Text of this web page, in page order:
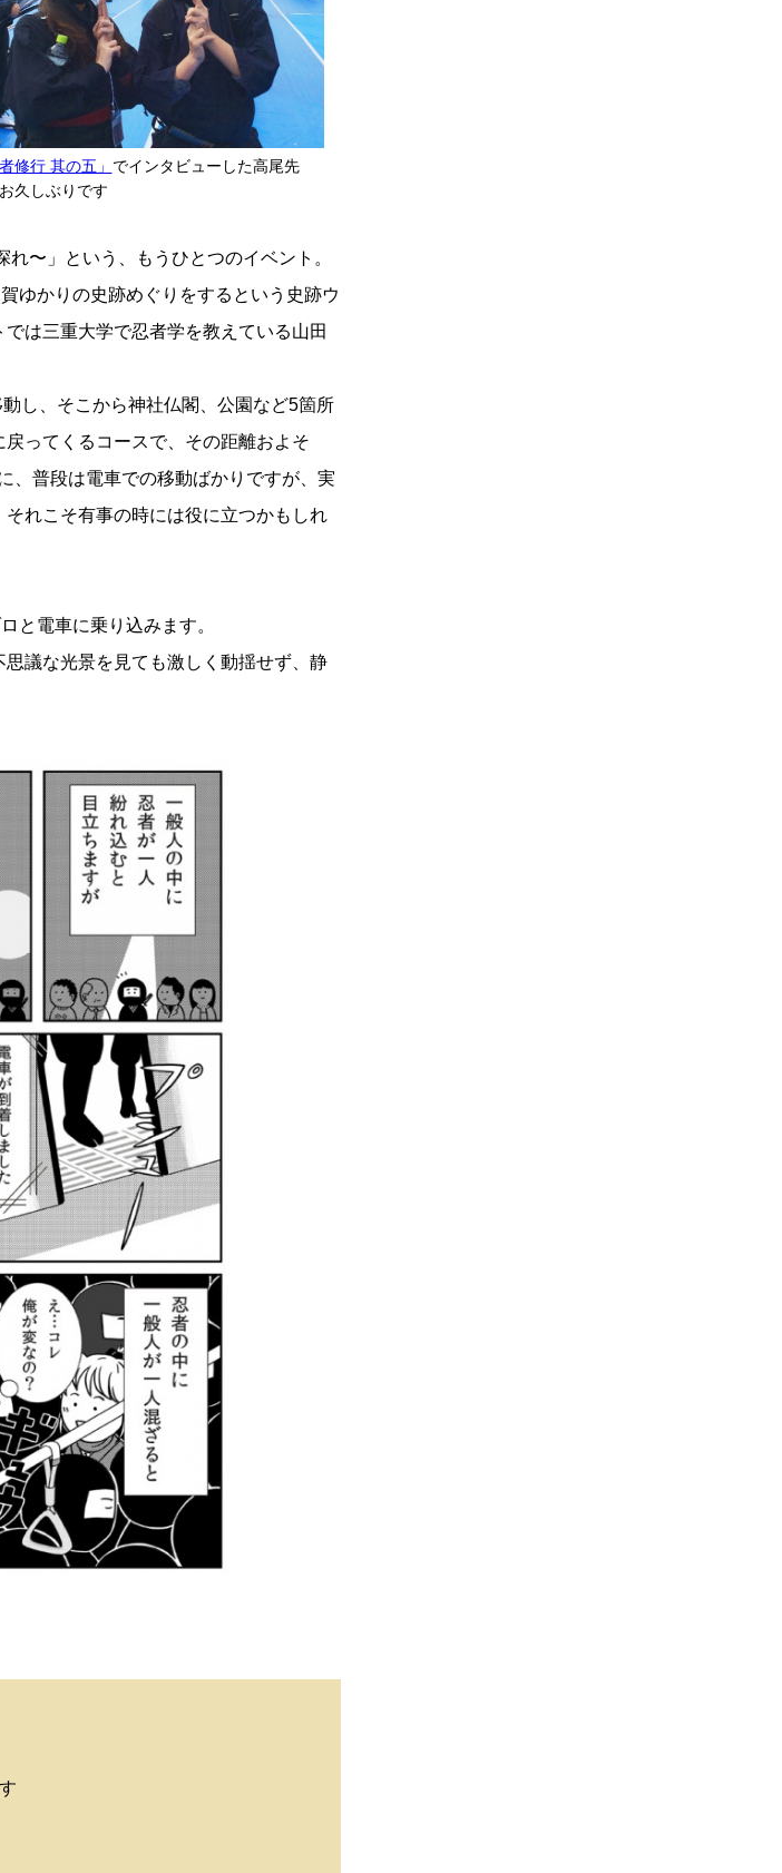
者修行 其の五」 でインタビューした高尾先
久しぶりです
〜」という、もうひとつのイベント。
ゆかりの史跡めぐりをするという史跡ウ
は三重大学で忍者学を教えている山田
し、そこから神社仏閣、公園など5箇所
ってくるコースで、その距離およそ
、普段は電車での移動ばかりですが、実
れこそ有事の時には役に立つかもしれ
と電車に乗り込みます。
議な光景を見ても激しく動揺せず、静